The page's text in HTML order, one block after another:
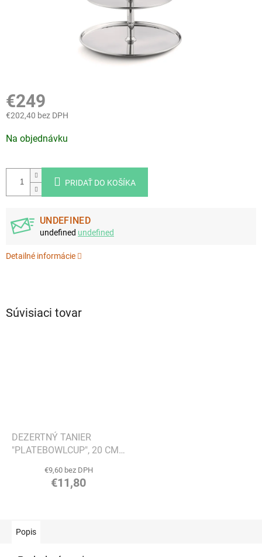
€249
€202,40 bez DPH
cena:
Na objednávku
PRIDAŤ DO KOŠÍKA
UNDEFINED
undefined undefined
Detailné informácie
Súvisiaci tovar
DEZERTNÝ TANIER
"PLATEBOWLCUP", 20 CM -
€9,60 bez DPH
€11,80
Popis